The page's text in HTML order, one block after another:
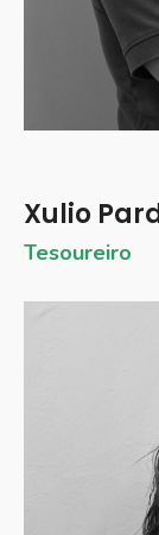
Xulio
Tesoureiro